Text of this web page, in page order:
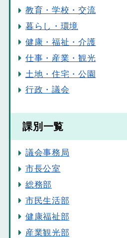
教育・学校・交流
暮らし・環境
健康・福祉・介護
仕事・産業・観光
土地・住宅・公園
行政・議会
課別一覧
議会事務局
市長公室
総務部
市民生活部
健康福祉部
産業観光部